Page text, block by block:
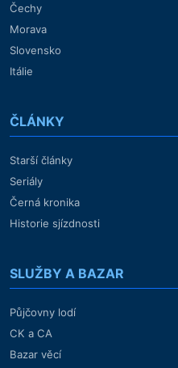
Čechy
Morava
Slovensko
Itálie
ČLÁNKY
Starší články
Seriály
Černá kronika
Historie sjízdnosti
SLUŽBY A BAZAR
Půjčovny lodí
CK a CA
Bazar věcí